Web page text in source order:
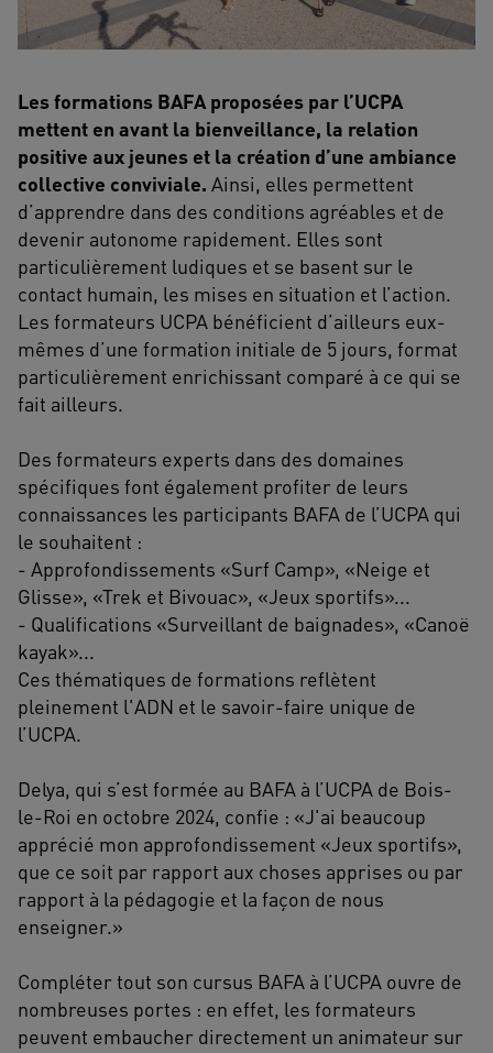
Les formations BAFA proposées par l’UCPA
mettent en avant la bienveillance, la relation
positive aux jeunes et la création d’une ambiance
collective conviviale. Ainsi, elles permettent
d’apprendre dans des conditions agréables et de
devenir autonome rapidement. Elles sont
particulièrement ludiques et se basent sur le
contact humain, les mises en situation et l’action.
Les formateurs UCPA bénéficient d’ailleurs eux-
mêmes d’une formation initiale de 5 jours, format
particulièrement enrichissant comparé à ce qui se
fait ailleurs.
Des formateurs experts dans des domaines
spécifiques font également profiter de leurs
connaissances les participants BAFA de l’UCPA qui
le souhaitent :
- Approfondissements «Surf Camp», «Neige et
Glisse», «Trek et Bivouac», «Jeux sportifs»...
- Qualifications «Surveillant de baignades», «Canoë
kayak»...
Ces thématiques de formations reflètent
pleinement l'ADN et le savoir-faire unique de
l’UCPA.
Delya, qui s’est formée au BAFA à l’UCPA de Bois-
le-Roi en octobre 2024, confie : «J'ai beaucoup
apprécié mon approfondissement «Jeux sportifs»,
que ce soit par rapport aux choses apprises ou par
rapport à la pédagogie et la façon de nous
enseigner.»
Compléter tout son cursus BAFA à l’UCPA ouvre de
nombreuses portes : en effet, les formateurs
peuvent embaucher directement un animateur sur